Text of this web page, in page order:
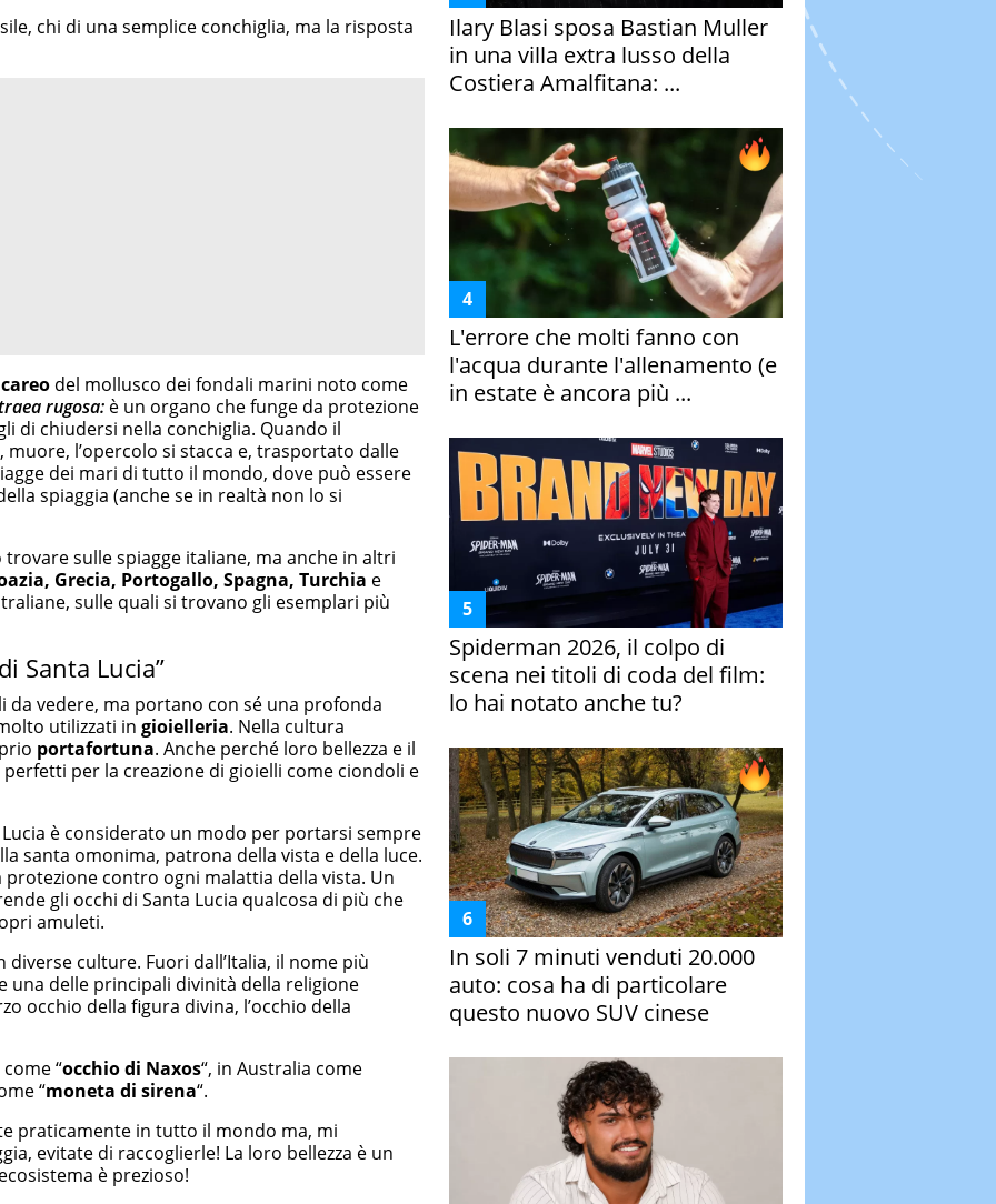
chi di una semplice conchiglia, ma la risposta
del mollusco dei fondali marini noto come
rugosa: è un organo che funge da protezione
di chiudersi nella conchiglia. Quando il
l’opercolo si stacca e, trasportato dalle
dei mari di tutto il mondo, dove può essere
spiaggia (anche se in realtà non lo si
sulle spiagge italiane, ma anche in altri
Grecia, Portogallo, Spagna, Turchia e
sulle quali si trovano gli esemplari più
Santa Lucia”
vedere, ma portano con sé una profonda
utilizzati in gioielleria. Nella cultura
portafortuna. Anche perché loro bellezza e il
per la creazione di gioielli come ciondoli e
è considerato un modo per portarsi sempre
santa omonima, patrona della vista e della luce.
protezione contro ogni malattia della vista. Un
gli occhi di Santa Lucia qualcosa di più che
amuleti.
diverse culture. Fuori dall’Italia, il nome più
una delle principali divinità della religione
occhio della figura divina, l’occhio della
“occhio di Naxos“, in Australia come
“moneta di sirena“.
praticamente in tutto il mondo ma, mi
evitate di raccoglierle! La loro bellezza è un
è prezioso!
Ilary Blasi sposa Bastian Muller
in una villa extra lusso della
Costiera Amalfitana: ...
L'errore che molti fanno con
l'acqua durante l'allenamento (e
in estate è ancora più ...
Spiderman 2026, il colpo di
scena nei titoli di coda del film:
lo hai notato anche tu?
In soli 7 minuti venduti 20.000
auto: cosa ha di particolare
questo nuovo SUV cinese